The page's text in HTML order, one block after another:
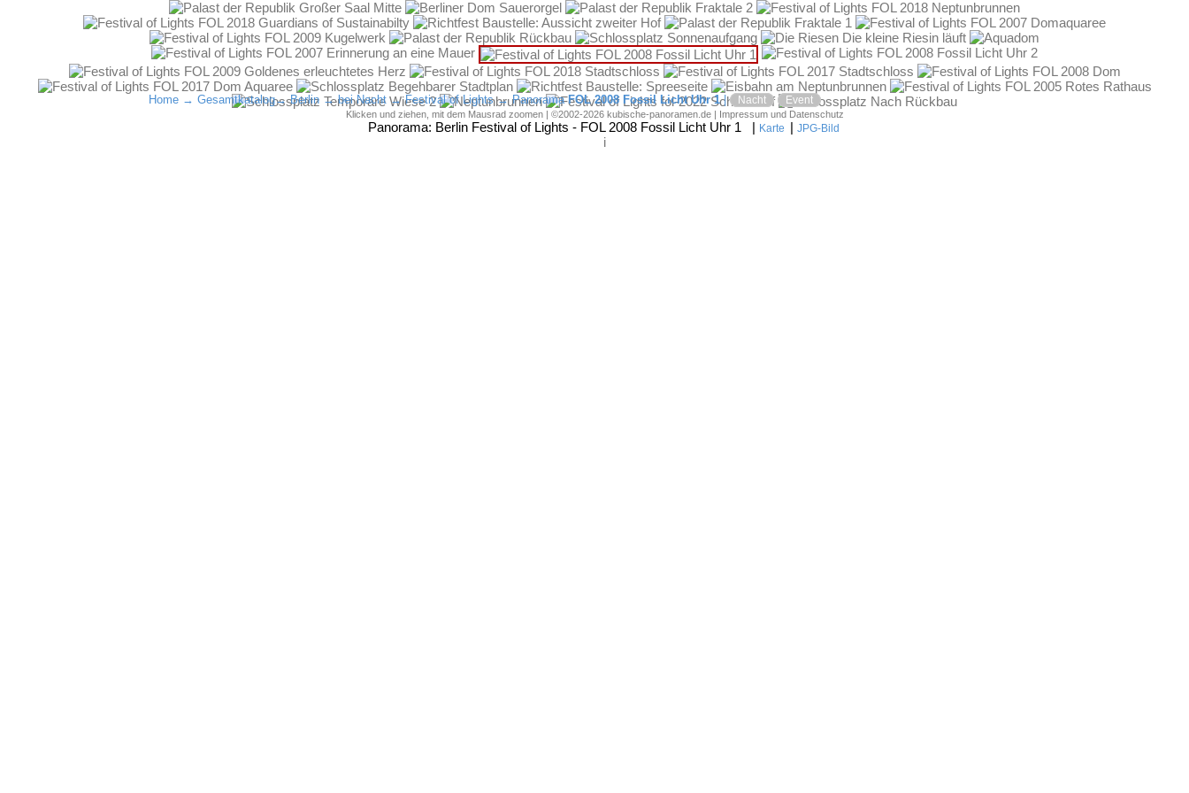
Klicken und ziehen, mit dem Mausrad zoomen | ©2002-2026 kubische-panoramen.de | Impressum und Datenschutz
Home→ Gesamtkatalog→Berlin→bei Nacht→Festival of Lights→ PanoramaFOL 2008 Fossil Licht Uhr 1 | Nacht Event
Panorama: Berlin Festival of Lights - FOL 2008 Fossil Licht Uhr 1 | Karte | JPG-Bild
i